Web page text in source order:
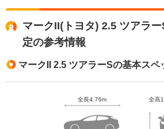
マークII(トヨタ) 2.5 ツアラ
定の参考情報
マークII 2.5 ツアラーSの基本スペ
全長4.76m 全高